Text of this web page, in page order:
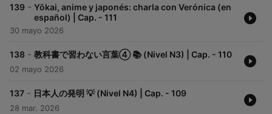
139 - Yōkai, anime y japonés: charla con Verónica (en
español) | Cap. - 111
30 mayo 2026
138 - 教科書で習わない言葉④ 📚 (Nivel N3) | Cap. - 110
02 mayo 2026
137 - 日本人の発明 💡 (Nivel N4) | Cap. - 109
28 mar. 2026